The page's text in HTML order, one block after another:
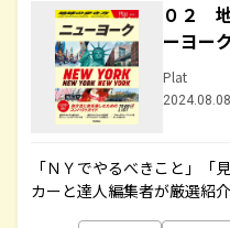
０２
ーヨー
Plat
「ＮＹでやるべきこと」「
カーと達人編集者が厳選紹